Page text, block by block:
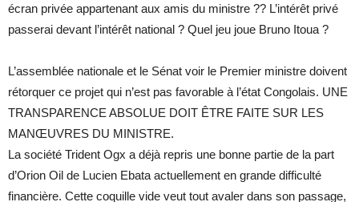
écran privée appartenant aux amis du ministre ?? L’intérêt privé
passerai devant l’intérêt national ? Quel jeu joue Bruno Itoua ?
L’assemblée nationale et le Sénat voir le Premier ministre doivent
rétorquer ce projet qui n’est pas favorable à l’état Congolais. UNE
TRANSPARENCE ABSOLUE DOIT ÊTRE FAITE SUR LES
MANŒUVRES DU MINISTRE.
La société Trident Ogx a déjà repris une bonne partie de la part
d’Orion Oil de Lucien Ebata actuellement en grande difficulté
financière. Cette coquille vide veut tout avaler dans son passage,